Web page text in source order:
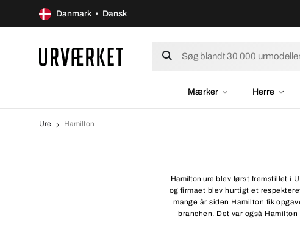
Danmark • Dansk
Mærker Herre
Ure Hamilton
Hamilton ure blev først fremstillet i
og firmaet blev hurtigt et
mange år siden Hamilton fik
branchen. Det var også